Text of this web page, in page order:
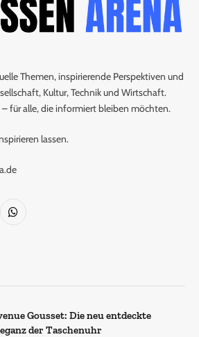
Themen, inspirierende Perspektiven und
Kultur, Technik und Wirtschaft.
– für alle, die informiert bleiben möchten.
lassen.
WhatsApp
Gousset: Die neu entdeckte
der Taschenuhr